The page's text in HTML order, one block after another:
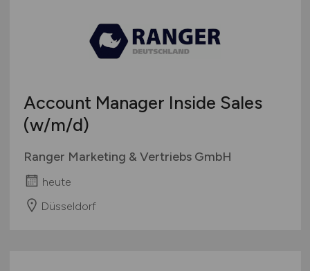
Account Manager Inside Sales
(w/m/d)
Ranger Marketing & Vertriebs GmbH
heute
Düsseldorf